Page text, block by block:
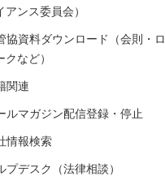
アンス委員会）
協資料ダウンロード（会則・ロ
クなど）
関連
ルマガジン配信登録・停止
情報検索
プデスク（法律相談）